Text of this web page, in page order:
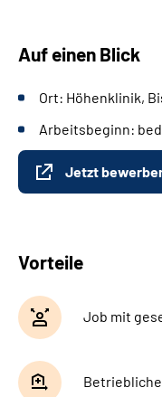
Auf einen Blick
Ort: Höhenklinik,
Arbeitsbeginn:
Jetzt
Vorteile
Job mit